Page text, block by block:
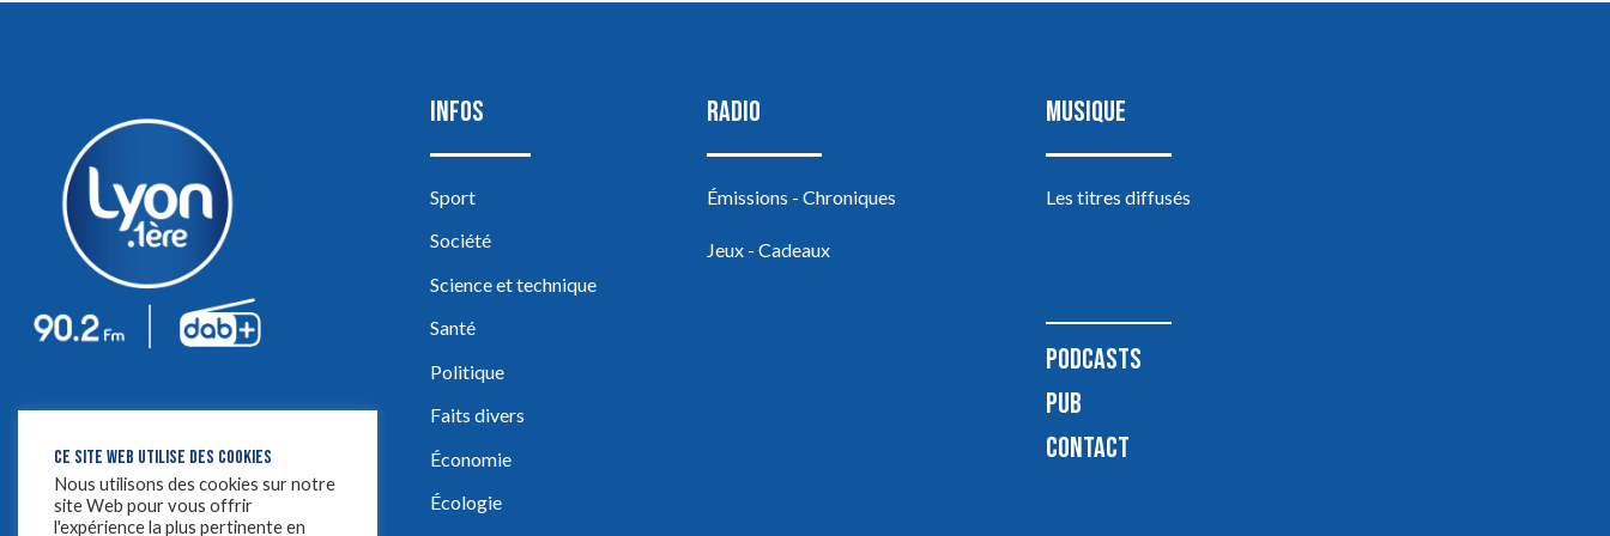
INFOS
Sport
Société
Science et technique
Santé
Politique
Faits divers
Économie
Écologie
RADIO
Émissions - Chroniques
Jeux - Cadeaux
MUSIQUE
Les titres diffusés
PODCASTS
PUB
CONTACT
CE SITE WEB UTILISE DES COOKIES
Nous utilisons des cookies sur notre
site Web pour vous offrir
l'expérience la plus pertinente en